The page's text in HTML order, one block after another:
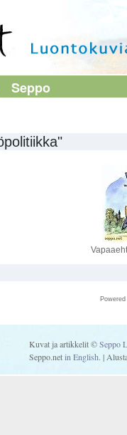
Seppo
Kuvat ja artikkelit ©Seppo
Seppo.netin English. |